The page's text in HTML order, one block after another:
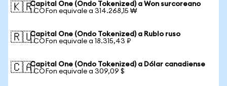
🇰🇷Capital One (Ondo Tokenized) a Won surcoreano
1 COFon equivale a 314.268,15 ₩
🇷🇺Capital One (Ondo Tokenized) a Rublo ruso
1 COFon equivale a 18.315,43 ₽
🇨🇦Capital One (Ondo Tokenized) a Dólar canadiense
1 COFon equivale a 309,09 $